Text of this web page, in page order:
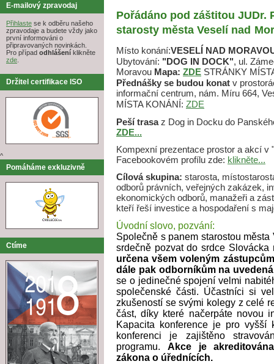
E-mailový zpravodaj
Přihlaste se k odběru našeho
zpravodaje a budete vždy jako
první informováni o
připravovaných novinkách.
Pro případ odhlášení klikněte
zde.
Držitel certifikace ISO
^
Pomáháme exkluzivně
Ctíme
Pořádáno pod záštitou JUDr.
starosty města Veselí nad
Místo konání:VESELÍ NAD
Ubytování: "DOG IN DOCK", ul.
Moravou Mapa: ZDE STRÁNKY
Přednášky se budou konat v
informační centrum, nám. Míru 664,
MÍSTA KONÁNÍ: ZDE
Peší trasaz Dog in Docku do
ZDE...
Kompexní prezentace prostor a akcí v
Facebookovém profílu zde: klikněte...
Cílová skupina: starosta,
odborů právních, veřejných zakázek,
ekonomických odborů, manažeři a
kteří řeší investice a hospodaření s
Úvodní slovo, pozvání:
Společně s panem starostou
srdečně pozvat do srdce
určena všem voleným
dále pak odborníkům na
se o jedinečné spojení velmi
společenské části. Účastníci si
zkušeností se svými kolegy z celé
část, díky které načerpáte novou
Kapacita konference je pro vyšší
konferenci je zajištěno
programu. Akce je
zákona o úřednících.